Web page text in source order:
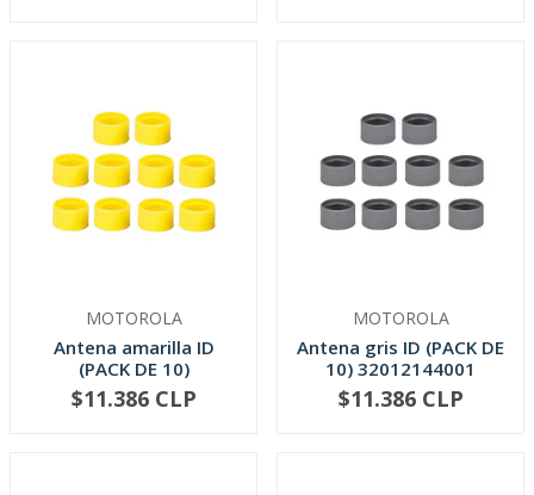
MOTOROLA
Antena amarilla ID
(PACK DE 10)
32012144002
+
$11.386 CLP
MOTOROLA
Antena gris ID (PACK DE
10) 32012144001
+
$11.386 CLP